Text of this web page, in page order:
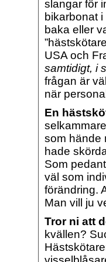
slangar för
bikarbonat
baka eller
USA och
samtidigt, i
frågan är
när
En
som hände
hade
Som
väl som
förändring.
Man vill ju
Tror ni att
kvällen?